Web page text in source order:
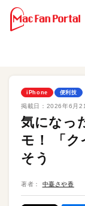
iPhone 便利技
掲載日： 2026年6月
気になっ
モ！ 「ク
そう
著者： 中臺さや香